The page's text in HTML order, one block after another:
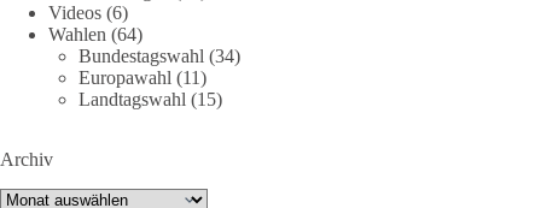
Folge unseren Kanälen:
Facebook:
https://www.facebook.com/groups/diebasissachsenanhalt/
Tiktok:
X:https://x.com/DieBasisLSA
Videos (6)
Wahlen (64)
Bundestagswahl (34)
Europawahl (11)
Landtagswahl (15)
Archiv
Archiv